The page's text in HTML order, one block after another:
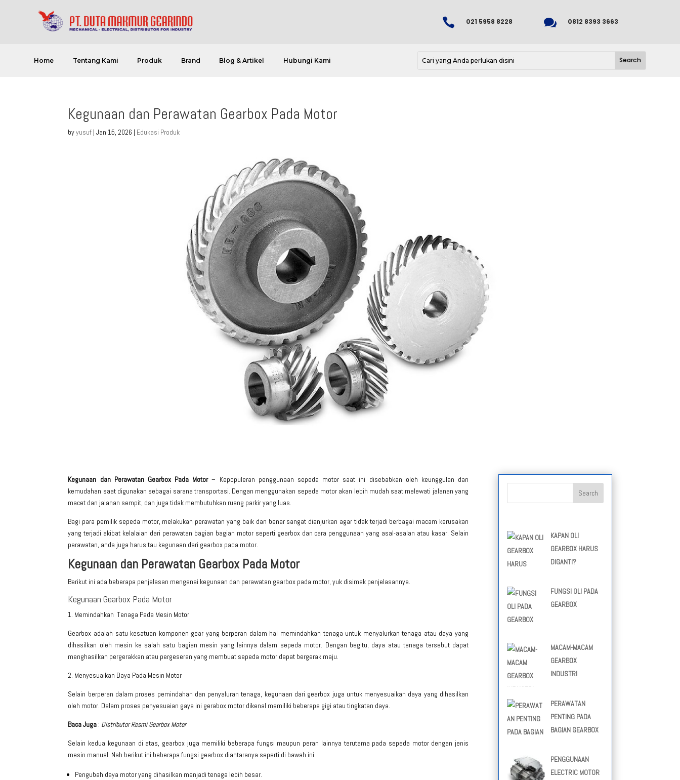
 021 5958 8228  0812 8393 3663
Home Tentang Kami Produk Brand Blog & Artikel Hubungi Kami
Kegunaan dan Perawatan Gearbox Pada Motor
byyusuf |Jan 15, 2026 | Edukasi Produk
Kegunaan dan Perawatan Gearbox Pada Motor– Kepopuleran penggunaan sepeda motor saat ini disebabkan oleh keunggulan dan
kemudahan saat digunakan sebagai sarana transportasi. Dengan menggunakan sepeda motor akan lebih mudah saat melewati jalanan yang
macet dan jalanan sempit, dan juga tidak membutuhkan ruang parkir yang luas.
Bagi para pemilik sepeda motor, melakukan perawatan yang baik dan benar sangat dianjurkan agar tidak terjadi berbagai macam kerusakan
yang terjadi akibat kelalaian dari perawatan bagian bagian motor seperti gearbox dan cara penggunaan yang asal-asalan atau kasar. Selain
perawatan, anda juga harus tau kegunaan dari gearbox pada motor.
Kegunaan dan Perawatan Gearbox Pada Motor
Berikut ini ada beberapa penjelasan mengenai kegunaan dan perawatan gearbox pada motor, yuk disimak penjelasannya.
Kegunaan Gearbox Pada Motor
1. Memindahkan Tenaga Pada Mesin Motor
Gearbox adalah satu kesatuan komponen gear yang berperan dalam hal memindahkan tenaga untuk menyalurkan tenaga atau daya yang
dihasilkan oleh mesin ke salah satu bagian mesin yang lainnya dalam sepeda motor. Dengan begitu, daya atau tenaga tersebut dapat
menghasilkan pergerakkan atau pergeseran yang membuat sepeda motor dapat bergerak maju.
2. Menyesuaikan Daya Pada Mesin Motor
Selain berperan dalam proses pemindahan dan penyaluran tenaga, kegunaan dari gearbox juga untuk menyesuaikan daya yang dihasilkan
oleh motor. Dalam proses penyesuaian gaya ini gerabox motor dikenal memiliki beberapa gigi atau tingkatan daya.
Baca Juga : Distributor Resmi Gearbox Motor
Selain kedua kegunaan di atas, gearbox juga memiliki beberapa fungsi maupun peran lainnya terutama pada sepeda motor dengan jenis
mesin manual. Nah berikut ini beberapa fungsi gearbox diantaranya seperti di bawah ini:
Pengubah daya motor yang dihasilkan menjadi tenaga lebih besar.
KAPAN OLI
GEARBOX HARUS
DIGANTI?
FUNGSI OLI PADA
GEARBOX
MACAM-MACAM
GEARBOX
INDUSTRI
PERAWATAN
PENTING PADA
BAGIAN GEARBOX
PENGGUNAAN
ELECTRIC MOTOR